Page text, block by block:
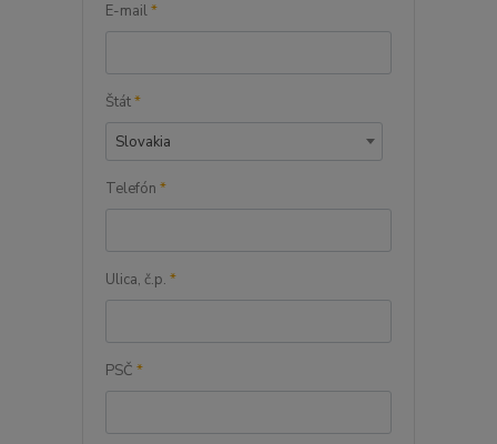
E-mail*
Štát*
Slovakia
Telefón *
Ulica, č.p. *
PSČ *